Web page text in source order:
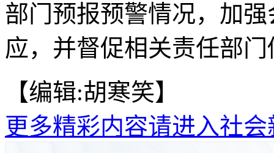
部门预报预警情况，加
应，并督促相关责任部
【编辑:胡寒笑】
更多精彩内容请进入社会